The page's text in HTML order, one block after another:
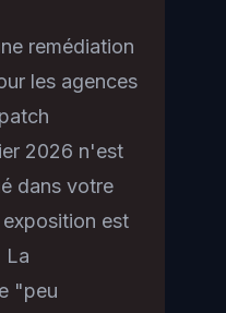
remédiation
les agences
2026 n'est
dans votre
est
La
"peu